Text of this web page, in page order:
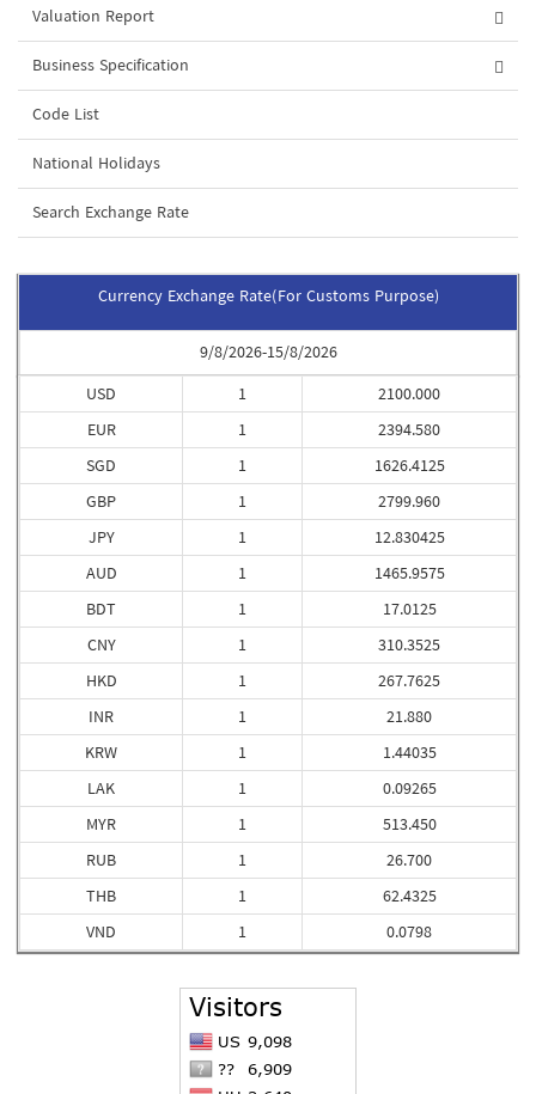
Valuation Report
Business Specification
Code List
National Holidays
Search Exchange Rate
Currency Exchange Rate(For Customs Purpose)
9/8/2026-15/8/2026
USD
EUR
SGD
GBP
JPY
AUD
BDT
CNY
HKD
INR
KRW
LAK
MYR
RUB
THB
VND
1
1
1
1
1
1
1
1
1
1
1
1
1
1
1
1
2100.000
2394.580
1626.4125
2799.960
12.830425
1465.9575
17.0125
310.3525
267.7625
21.880
1.44035
0.09265
513.450
26.700
62.4325
0.0798